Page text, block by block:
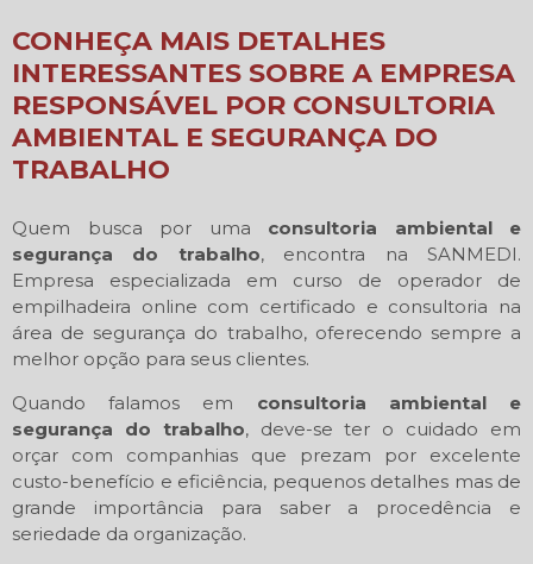
CONHEÇA MAIS DETALHES
INTERESSANTES SOBRE A EMPRESA
RESPONSÁVEL POR CONSULTORIA
AMBIENTAL E SEGURANÇA DO
TRABALHO
Quem busca por uma consultoria ambiental e
segurança do trabalho, encontra na SANMEDI.
Empresa especializada em curso de operador de
empilhadeira online com certificado e consultoria na
área de segurança do trabalho, oferecendo sempre a
melhor opção para seus clientes.
Quando falamos em consultoria ambiental e
segurança do trabalho, deve-se ter o cuidado em
orçar com companhias que prezam por excelente
custo-benefício e eficiência, pequenos detalhes mas de
grande importância para saber a procedência e
seriedade da organização.